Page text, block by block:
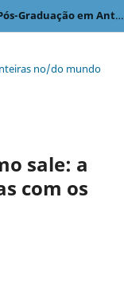
Equatorial – Revista do Programa de Pós-Graduação em Antropologia Social
no/do mundo
sale: a
com os